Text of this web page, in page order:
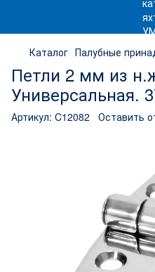
Каталог Палубные
Петли 2 мм из
Универсальная.
Артикул: C12082 Оставить